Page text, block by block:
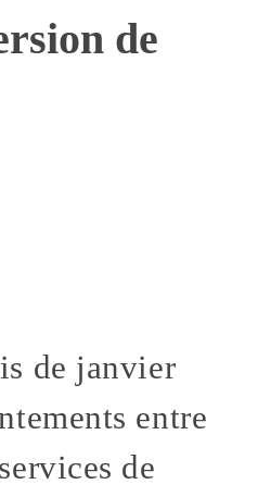
de
de janvier
entre
de